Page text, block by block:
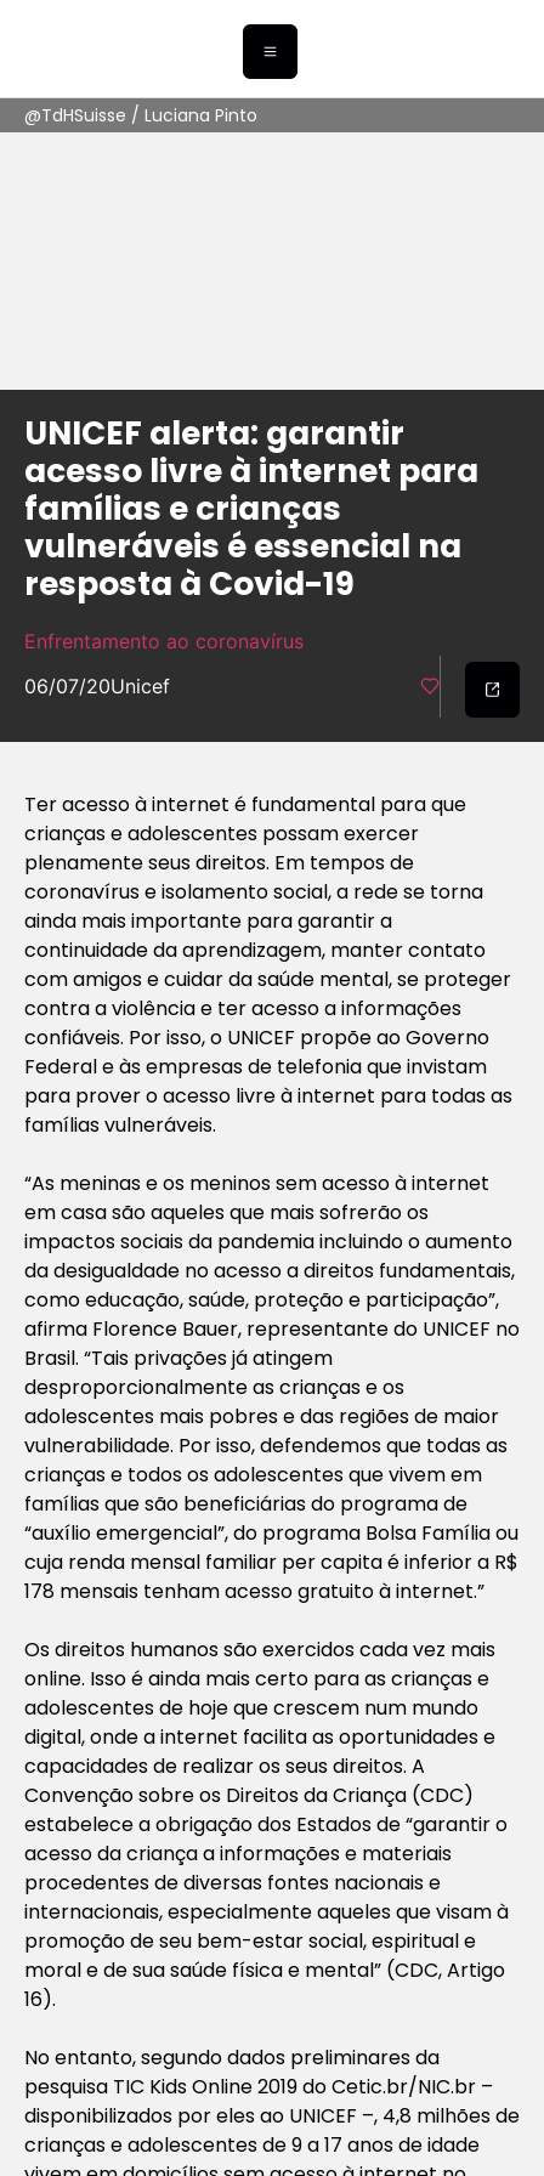
@TdHSuisse / Luciana Pinto
UNICEF alerta: garantir
acesso livre à internet para
famílias e crianças
vulneráveis é essencial na
resposta à Covid-19
Enfrentamento ao coronavírus
06/07/20Unicef
Ter acesso à internet é fundamental para que
crianças e adolescentes possam exercer
plenamente seus direitos. Em tempos de
coronavírus e isolamento social, a rede se torna
ainda mais importante para garantir a
continuidade da aprendizagem, manter contato
com amigos e cuidar da saúde mental, se proteger
contra a violência e ter acesso a informações
confiáveis. Por isso, o UNICEF propõe ao Governo
Federal e às empresas de telefonia que invistam
para prover o acesso livre à internet para todas as
famílias vulneráveis.
“As meninas e os meninos sem acesso à internet
em casa são aqueles que mais sofrerão os
impactos sociais da pandemia incluindo o aumento
da desigualdade no acesso a direitos fundamentais,
como educação, saúde, proteção e participação”,
afirma Florence Bauer, representante do UNICEF no
Brasil. “Tais privações já atingem
desproporcionalmente as crianças e os
adolescentes mais pobres e das regiões de maior
vulnerabilidade. Por isso, defendemos que todas as
crianças e todos os adolescentes que vivem em
famílias que são beneficiárias do programa de
“auxílio emergencial”, do programa Bolsa Família ou
cuja renda mensal familiar per capitaé inferior a R$
178 mensais tenham acesso gratuito à internet.”
Os direitos humanos são exercidos cada vez mais
online. Isso é ainda mais certo para as crianças e
adolescentes de hoje que crescem num mundo
digital, onde a internet facilita as oportunidades e
capacidades de realizar os seus direitos. A
Convenção sobre os Direitos da Criança (CDC)
estabelece a obrigação dos Estados de “garantir o
acesso da criança a informações e materiais
procedentes de diversas fontes nacionais e
internacionais, especialmente aqueles que visam à
promoção de seu bem-estar social, espiritual e
moral e de sua saúde física e mental” (CDC, Artigo
16).
No entanto, segundo dados preliminares da
pesquisa TIC Kids Online 2019 do Cetic.br/NIC.br –
disponibilizados por eles ao UNICEF –, 4,8 milhões de
crianças e adolescentes de 9 a 17 anos de idade